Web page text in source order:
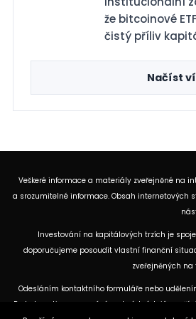
že bitcoinové
čistý příliv
Načíst
Veškeré informace a materiály zveřejněné na
a srozumitelné informace. Obsah
Investování na kapitálových trzích je
doporučujeme posoudit vlastní finanční
zveřejněných
Odesláním kontaktního formuláře nebo
Podrobnosti o zpracování osobních údajů,